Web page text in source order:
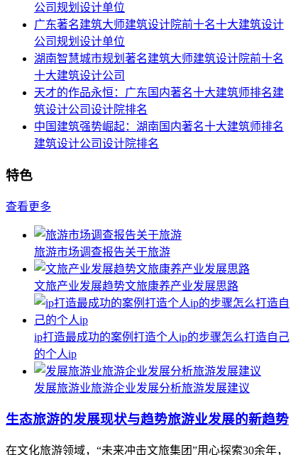
公司规划设计单位
广东著名建筑大师建筑设计院前十名十大建筑设计
公司规划设计单位
湖南智慧城市规划著名建筑大师建筑设计院前十名
十大建筑设计公司
天才的作品永恒：广东国内著名十大建筑师排名建
筑设计公司设计院排名
中国建筑强势崛起：湖南国内著名十大建筑师排名
建筑设计公司设计院排名
特色
查看更多
旅游市场调查报告关于旅游
文旅产业发展趋势文旅康养产业发展思路
ip打造最成功的案例打造个人ip的步骤怎么打造自己
的个人ip
发展旅游业旅游企业发展分析旅游发展建议
生态旅游的发展现状与趋势旅游业发展的新趋势
在文化旅游领域，“未来冲击文旅集团”用心探索30余年，